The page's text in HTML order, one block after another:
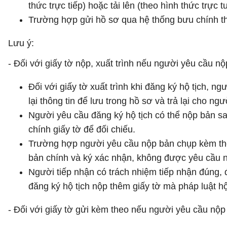
thức trực tiếp) hoặc tải lên (theo hình thức trực
Trường hợp gửi hồ sơ qua hệ thống bưu chính
Lưu ý:
- Đối với giấy tờ nộp, xuất trình nếu người yêu cầu
Đối với giấy tờ xuất trình khi đăng ký hộ tịch,
lại thông tin để lưu trong hồ sơ và trả lại cho
Người yêu cầu đăng ký hộ tịch có thể nộp bản
chính giấy tờ để đối chiếu.
Trường hợp người yêu cầu nộp bản chụp kèm
bản chính và ký xác nhận, không được yêu
Người tiếp nhận có trách nhiệm tiếp nhận
đăng ký hộ tịch nộp thêm giấy tờ mà pháp luật
- Đối với giấy tờ gửi kèm theo nếu người yêu cầu